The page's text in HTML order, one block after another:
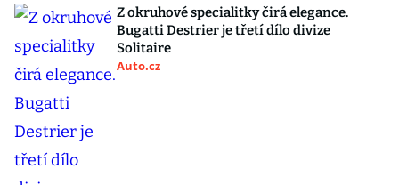
Z okruhové specialitky čirá elegance.
Bugatti Destrier je třetí dílo divize
Solitaire
Auto.cz